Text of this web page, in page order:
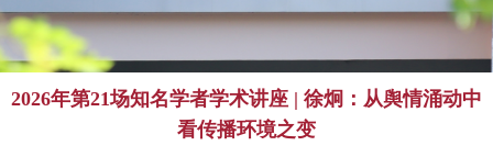
2026年第21场知名学者学术讲座 | 徐炯：从舆情涌动中
看传播环境之变